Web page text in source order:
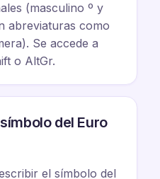
(masculino º y
abreviaturas como
Se accede a
o AltGr.
del Euro
el símbolo del